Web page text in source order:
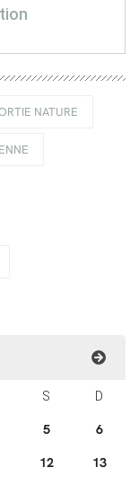
NATURE
S D
5 6
12 13